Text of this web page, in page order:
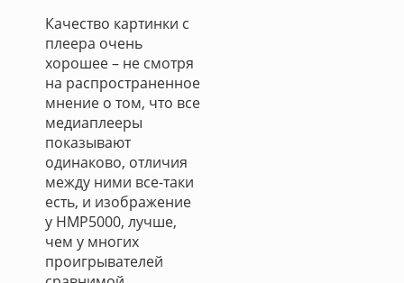
Качество картинки с
плеера очень
хорошее – не смотря
на распространенное
мнение о том, что все
медиаплееры
показывают
одинаково, отличия
между ними все-таки
есть, и изображение
у HMP5000, лучше,
чем у многих
проигрывателей